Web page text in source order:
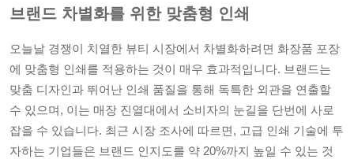
브랜드 차별화를 위한 맞춤형 인쇄
오늘날 경쟁이 치열한 뷰티 시장에서 차별화하려면 화장품 포장
에 맞춤형 인쇄를 적용하는 것이 매우 효과적입니다. 브랜드는
맞춤 디자인과 뛰어난 인쇄 품질을 통해 독특한 외관을 연출할
수 있으며, 이는 매장 진열대에서 소비자의 눈길을 단번에 사로
잡을 수 있습니다. 최근 시장 조사에 따르면, 고급 인쇄 기술에 투
자하는 기업들은 브랜드 인지도를 약 20%까지 높일 수 있는 것